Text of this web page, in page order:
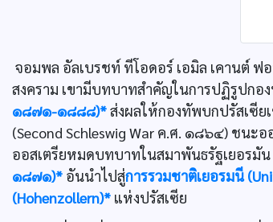
จอมพล อัลเบรชท์ ทีโอดอร์ เอมิล เคานต์ ฟ
สงคราม เขามีบทบาทสำคัญในการปฏิรูปก
๑๘๗๑-๑๘๘๘)*ส่งผลให้กองทัพบกปรัสเซีย
(Second Schleswig War ค.ศ. ๑๘๖๔) ชนะอ
ออสเตรียหมดบทบาทในสมาพันธรัฐเยอรมั
๑๘๗๑)* อันนำไปสู่การรวมชาติเยอรมนี
(Hohenzollern)* แห่งปรัสเซีย